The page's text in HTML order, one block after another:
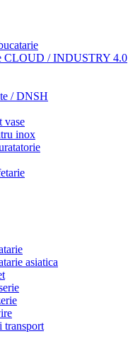
CLOUD / INDUSTRY 4.0
/ DNSH
vase
inox
asiatica
transport